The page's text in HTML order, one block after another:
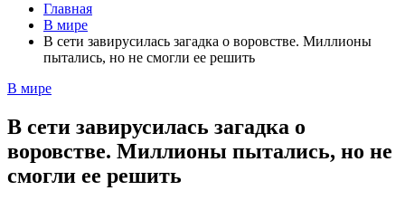
Главная
В мире
В сети завирусилась загадка о воровстве. Миллионы
пытались, но не смогли ее решить
В мире
В сети завирусилась загадка о
воровстве. Миллионы пытались, но не
смогли ее решить